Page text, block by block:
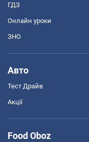
ГДЗ
Онлайн уроки
ЗНО
Авто
Тест Драйв
Акції
Food Oboz